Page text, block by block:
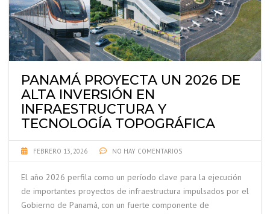
PANAMÁ PROYECTA UN 2026 DE
ALTA INVERSIÓN EN
INFRAESTRUCTURA Y
TECNOLOGÍA TOPOGRÁFICA
FEBRERO 13, 2026 NO HAY COMENTARIOS
El año 2026 perfila como un período clave para la ejecución
de importantes proyectos de infraestructura impulsados por el
Gobierno de Panamá, con un fuerte componente de